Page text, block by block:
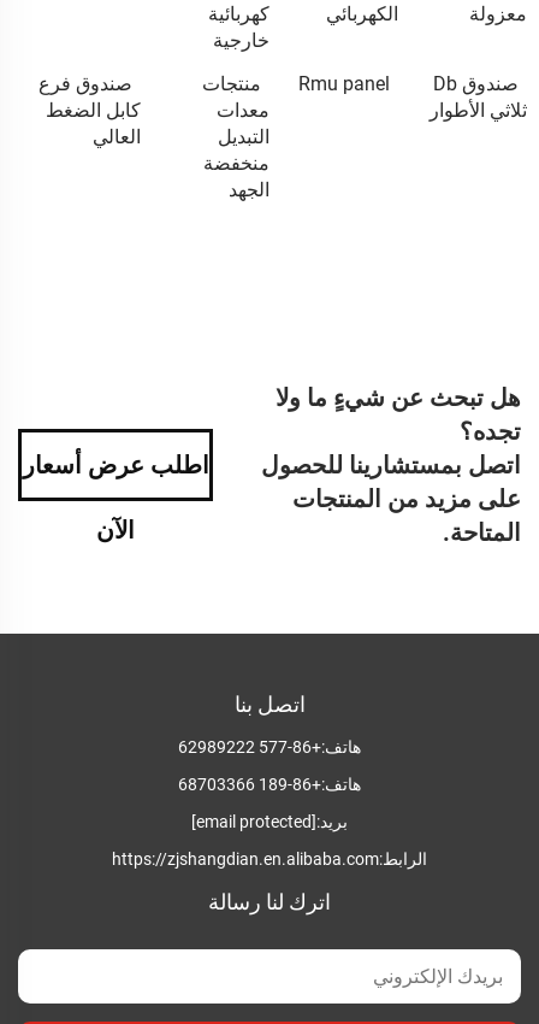
معزولة
الكهربائي
كهربائية
خارجية
صندوق Db
ثلاثي الأطوار
Rmu panel
منتجات
معدات
التبديل
منخفضة
الجهد
صندوق فرع
كابل الضغط
العالي
هل تبحث عن شيءٍ ما ولا
تجده؟
اتصل بمستشارينا للحصول
على مزيد من المنتجات
المتاحة.
اطلب عرض أسعار
الآن
اتصل بنا
هاتف:+86-577 62989222
هاتف:+86-189 68703366
بريد:[email protected]
الرابط:https://zjshangdian.en.alibaba.com
اترك لنا رسالة